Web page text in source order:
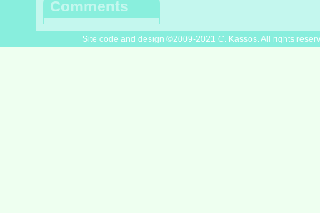
Comments
Site code and design ©2009-2021 C. Kassos. All rights